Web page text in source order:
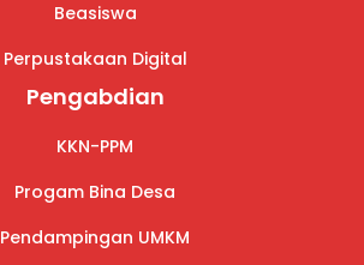
Beasiswa
Perpustakaan Digital
Pengabdian
KKN-PPM
Progam Bina Desa
Pendampingan UMKM